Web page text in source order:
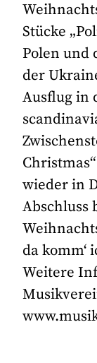
Stücke
Polen und
der
Ausflug in
wieder in
Abschluss
da komm‘
Weitere